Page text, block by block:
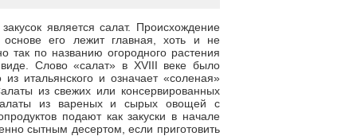
является салат. Происхождение
его лежит главная, хоть и не
по названию огородного растения
Слово «салат» в XVIII веке было
итальянского и означает «соленая»
из свежих или консервированных
из вареных и сырых овощей с
подают как закуски в начале
сытным десертом, если приготовить